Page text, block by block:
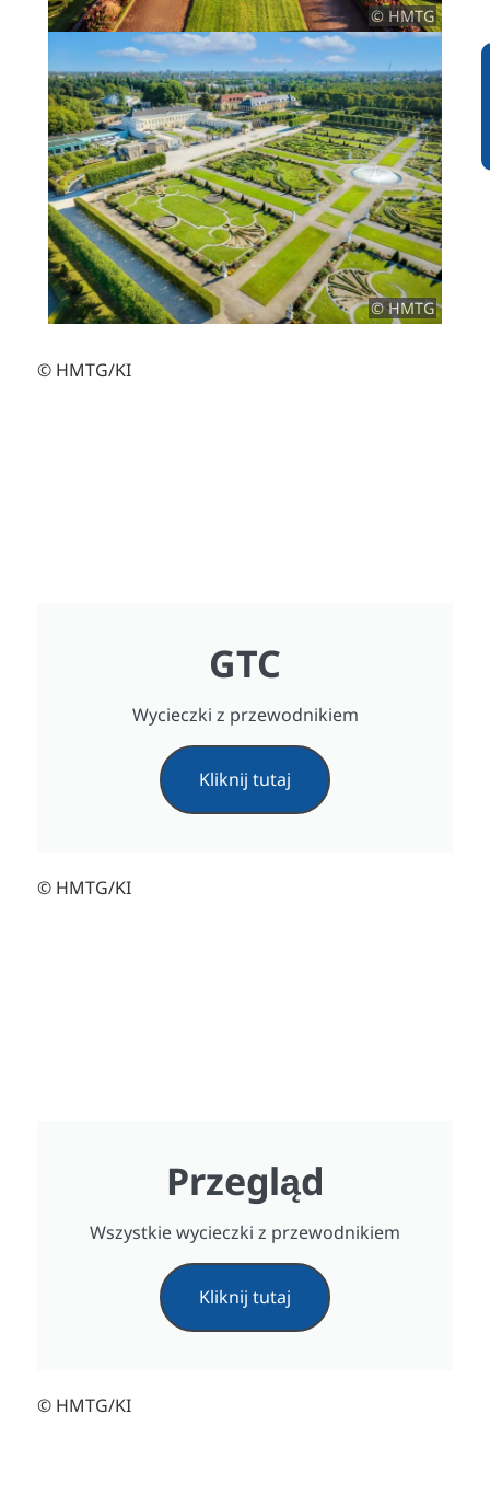
© HMTG
© HMTG
© HMTG/KI
GTC
Wycieczki z przewodnikiem
Kliknij tutaj
© HMTG/KI
Przegląd
Wszystkie wycieczki z przewodnikiem
Kliknij tutaj
© HMTG/KI